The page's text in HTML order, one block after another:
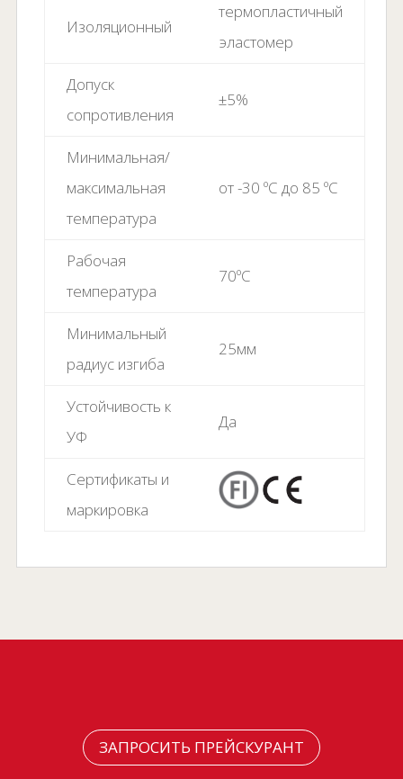
Изоляционный
термопластичный
эластомер
Допуск
сопротивления
±5%
Минимальная/
максимальная
температура
от -30 ºC до 85 ºC
Рабочая
температура
70ºC
Минимальный
радиус изгиба
25мм
Устойчивость к
УФ
Да
Сертификаты и
маркировка
ЗАПРОСИТЬ ПРЕЙСКУРАНТ